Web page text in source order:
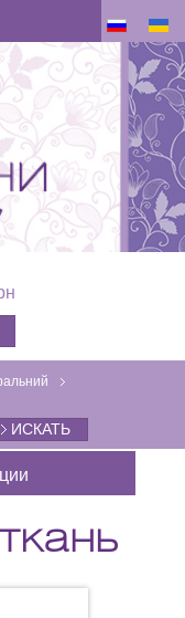
ИСКАТЬ